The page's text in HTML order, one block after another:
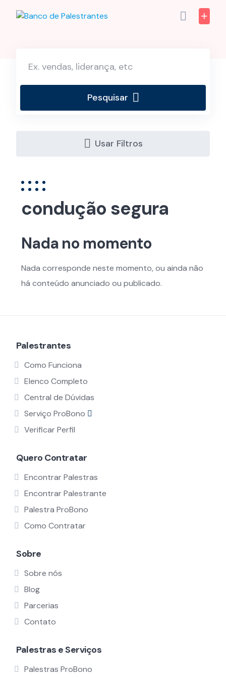
Pesquisar
Usar Filtros
condução segura
Nada no momento
Nada corresponde neste momento, ou ainda não
há conteúdo anunciado ou publicado.
Palestrantes
Como Funciona
Elenco Completo
Central de Dúvidas
Serviço ProBono
Verificar Perfil
Quero Contratar
Encontrar Palestras
Encontrar Palestrante
Palestra ProBono
Como Contratar
Sobre
Sobre nós
Blog
Parcerias
Contato
Palestras e Serviços
Palestras ProBono